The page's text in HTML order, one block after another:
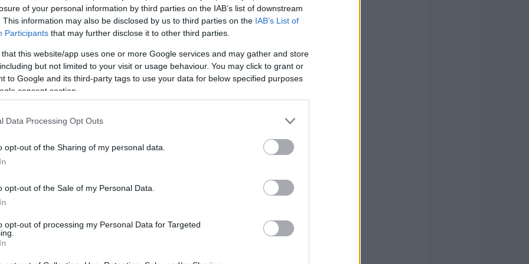
of your personal information by third parties on the IAB’s list of downstream
This information may also be disclosed by us to third parties on the IAB’s List of
Participants that may further disclose it to other third parties.
that this website/app uses one or more Google services and may gather and store
but not limited to your visit or usage behaviour. You may click to grant or
to Google and its third-party tags to use your data for below specified purposes
consent section.
Data Processing Opt Outs
opt-out of the Sharing of my personal data.
opt-out of the Sale of my Personal Data.
opt-out of processing my Personal Data for Targeted
Europa: “Si ambos
estamos dispuestos a
llegar a un acuerdo,
tenemos que encontrar la
manera”
sobre la reunión de la semana que viene
Cuban culpa a Harrison y
equipo por el traspaso de